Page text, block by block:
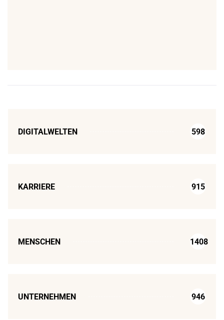
DIGITALWELTEN 598
KARRIERE 915
MENSCHEN 1408
UNTERNEHMEN 946